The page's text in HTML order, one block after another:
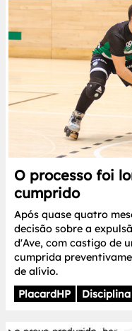
O processo foi
cumprido
Após quase quatro
decisão sobre a
d'Ave, com castigo de
cumprida
de alívio.
PlacardHP
Disciplina